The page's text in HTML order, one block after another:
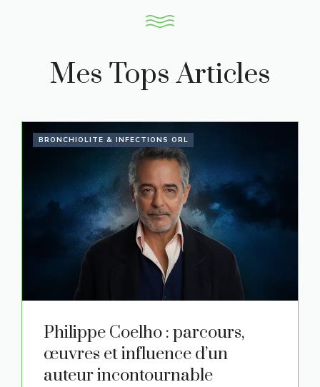
Mes Tops Articles
BRONCHIOLITE & INFECTIONS ORL
Philippe Coelho : parcours,
œuvres et influence d’un
auteur incontournable